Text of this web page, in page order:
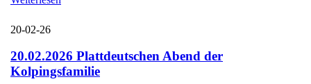
20-02-26
20.02.2026 Plattdeutschen Abend der
Kolpingsfamilie